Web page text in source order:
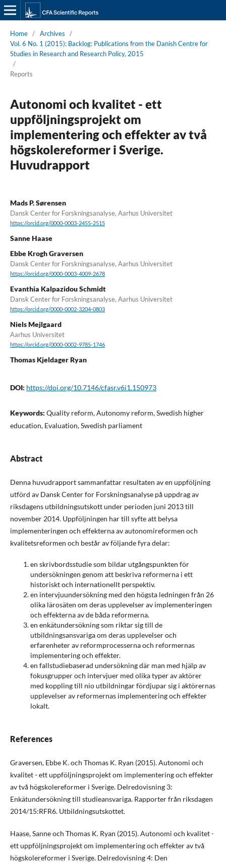
Home / Archives
/
Vol. 6 No. 1 (2015): Backlog: Publications from the Danish Centre for
Studies in Research and Research Policy, 2015
/
Reports
Autonomi och kvalitet - ett
uppföljningsprojekt om
implementering och effekter av två
högskolereformer i Sverige.
Huvudrapport
Mads P. Sørensen
Dansk Center for Forskningsanalyse, Aarhus Universitet
https://orcid.org/0000-0003-2455-2515
Sanne Haase
Ebbe Krogh Graversen
Dansk Center for Forskningsanalyse, Aarhus Universitet
https://orcid.org/0000-0003-4009-2678
Evanthia Kalpazidou Schmidt
Dansk Center for Forskningsanalyse, Aarhus Universitet
https://orcid.org/0000-0002-3204-0803
Niels Mejlgaard
Aarhus Universitet
https://orcid.org/0000-0002-9785-1746
Thomas Kjeldager Ryan
DOI: https://doi.org/10.7146/cfasr.v6i1.150973
Keywords: Quality reform, Autonomy reform, Swedish higher
education, Evaluation, Swedish parliament
Abstract
Denna huvudrapport sammanfattar resultaten av en uppföljning
utförd av Dansk Center for Forskningsanalyse på uppdrag av
riksdagens utbildningsutskott under perioden juni 2013 till
november 2014. Uppföljningen har till syfte att belysa
implementeringen och effekterna av autonomireformen och
kvalitetsreformen och består av följande fyra delar:
en skrivbordsstudie som bildar utgångspunkten för
undersökningen genom att beskriva reformerna i ett
historiskt och internationellt perspektiv.
en intervjuundersökning med den högsta ledningen från 26
olika lärosäten om deras upplevelser av implementeringen
och effekterna av de båda reformerna.
en enkätundersökning som riktar sig till de
utbildningsansvariga om deras upplevelser och
erfarenheter av reformprocesserna och reformernas
implementering och effekter.
en fallstudiebaserad undersökning där man med hjälp av
fokusgrupper och intervjuer med olika typer av aktörer
med koppling till nio utbildningar fördjupar sig i aktörernas
upplevelser av reformernas implementering och effekter
lokalt.
References
Graversen, Ebbe K. och Thomas K. Ryan (2015). Autonomi och
kvalitet - ett uppföljningsprojekt om implementering och effekter
av två högskolereformer i Sverige. Delredovisning 3:
Enkätundersökning till studieansvariga. Rapporter från riksdagen
2014/15:RFR6. Utbildningsutskottet.
Haase, Sanne och Thomas K. Ryan (2015). Autonomi och kvalitet -
ett uppföljningsprojekt om implementering och effekter av två
högskolereformer i Sverige. Delredovisning 4: Den